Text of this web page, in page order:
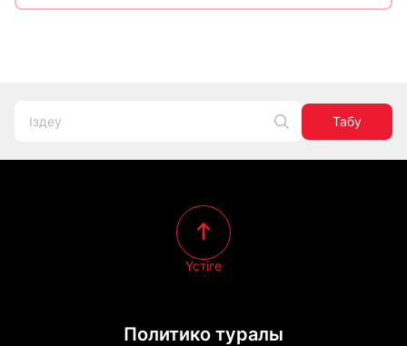
Табу
Политико туралы
Үстіге